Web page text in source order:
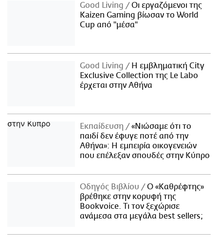
Good Living
Οι εργαζόμενοι της
Kaizen Gaming βίωσαν το World
Cup από "μέσα"
Good Living
Η εμβληματική City
Exclusive Collection της Le Labo
έρχεται στην Αθήνα
Εκπαίδευση
«Νιώσαμε ότι το
παιδί δεν έφυγε ποτέ από την
Αθήνα»: Η εμπειρία οικογενειών
που επέλεξαν σπουδές στην Κύπρο
Οδηγός Βιβλίου
Ο «Καθρέφτης»
βρέθηκε στην κορυφή της
Bookvoice. Τι τον ξεχώρισε
ανάμεσα στα μεγάλα best sellers;